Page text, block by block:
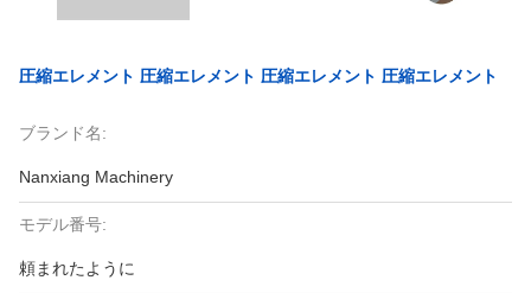
圧縮エレメント 圧縮エレメント 圧縮エレメント 圧縮エレメント
ブランド名:
Nanxiang Machinery
モデル番号:
頼まれたように